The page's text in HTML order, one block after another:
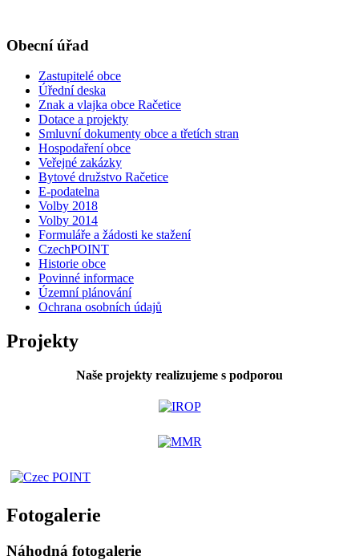
Obecní úřad
Zastupitelé obce
Úřední deska
Znak a vlajka obce Račetice
Dotace a projekty
Smluvní dokumenty obce a třetích stran
Hospodaření obce
Veřejné zakázky
Bytové družstvo Račetice
E-podatelna
Volby 2018
Volby 2014
Formuláře a žádosti ke stažení
CzechPOINT
Historie obce
Povinné informace
Územní plánování
Ochrana osobních údajů
Projekty
Naše projekty realizujeme s podporou
Fotogalerie
Náhodná fotogalerie